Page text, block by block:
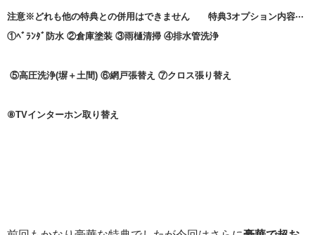
注意※どれも他の特典との併用はできません 特典3オプション内容···
①ﾍﾞﾗﾝﾀﾞ防水 ②倉庫塗装 ③雨樋清掃 ④排水管洗浄
⑤高圧洗浄(塀＋土間) ⑥網戸張替え ⑦クロス張り替え
⑧TVインターホン取り替え